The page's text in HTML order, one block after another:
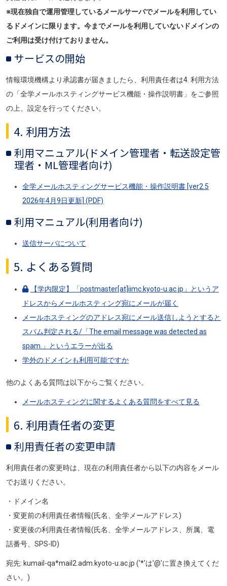
※現在独自で運用管理しているメールサーバでメールを利用してい
るドメインに限ります。今までメールを利用していないドメインの
ご利用は受け付けておりません。
サービスの開始
情報環境機構より承認書が届きましたら、利用責任者は4. 利用方法
の「全学メールホスティングサービス機能・操作説明書」 をご参照
の上、設定を行ってください。
4. 利用方法
利用マニュアル(ドメイン管理者・転送設定管
理者・ML管理者向け)
全学メールホスティングサービス機能・操作説明書 [ver2.5
2026年4月9日更新] (PDF)
利用マニュアル(利用者向け)
送信サーバについて
5. よくある質問
【学内限定】「postmaster[at]iimc.kyoto-u.ac.jp」というア
ドレスからメールホスティング宛にメールが届く
メールホスティングのアドレス宛にメール送信しようとすると
スパム判定される/「The email message was detected as
spam.」というエラーが出る
学外のドメインも利用可能ですか
他のよくある質問は以下からご覧ください。
メールホスティングに関するよくある質問をすべて見る
6. 利用責任者の変更
利用責任者の変更申請
利用責任者の変更時は、現在の利用責任者から以下の内容をメール
でお送りください。
・ドメイン名
・変更前の利用責任者情報(氏名、全学メールアドレス)
・変更後の利用責任者情報(氏名、全学メールアドレス、所属、電
話番号、SPS-ID)
宛先: kumail-qa*mail2.adm.kyoto-u.ac.jp ('*'は'@'に置き換えてくだ
さい。)